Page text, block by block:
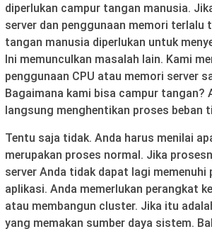
diperlukan campur tangan manusia.
server dan penggunaan memori terlalu
tangan manusia diperlukan untuk
Ini memunculkan masalah lain. Kami
penggunaan CPU atau memori server
Bagaimana kami bisa campur tangan?
langsung menghentikan proses beban
Tentu saja tidak. Anda harus menilai
merupakan proses normal. Jika
server Anda tidak dapat lagi memenuhi
aplikasi. Anda memerlukan perangkat
atau membangun cluster. Jika itu
yang memakan sumber daya sistem.